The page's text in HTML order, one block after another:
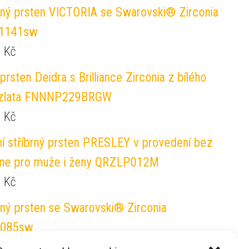
prsten VICTORIA se Swarovski® Zirconia
Kč
Deidra s Brilliance Zirconia z bílého
FNNNP229BRGW
Kč
stříbrný prsten PRESLEY v provedení bez
pro muže i ženy QRZLP012M
Kč
prsten se Swarovski® Zirconia